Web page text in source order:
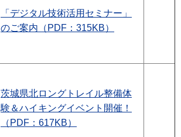
「デジタル技術活用セミナー」
のご案内（PDF：315KB）
茨城県北ロングトレイル整備体
験＆ハイキングイベント開催！
（PDF：617KB）